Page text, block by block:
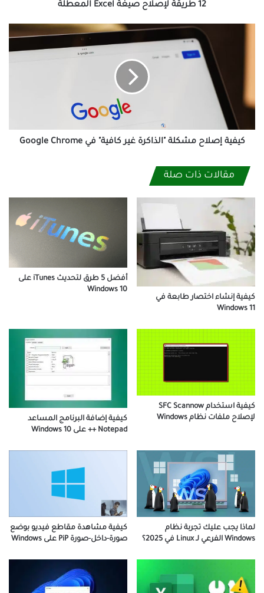
12 طريقة لإصلاح صيغة Excel المعطلة
في
Google
Chrome
كيفية إصلاح مشكلة "الذاكرة غير كافية" في Google Chrome
مقالات ذات صلة
أفضل 5 طرق لتحديث iTunes على
Windows 10
كيفية إنشاء اختصار طابعة في
Windows 11
كيفية إضافة البرنامج المساعد
Notepad ++ على Windows 10
كيفية استخدام SFC Scannow
لإصلاح ملفات نظام Windows
كيفية مشاهدة مقاطع فيديو بوضع
صورة-داخل-صورة PiP على Windows
لماذا يجب عليك تجربة نظام
Windows الفرعي لـ Linux في 2025؟